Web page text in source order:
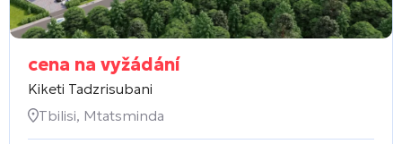
cena na vyžádání
Kiketi Tadzrisubani
Tbilisi, Mtatsminda